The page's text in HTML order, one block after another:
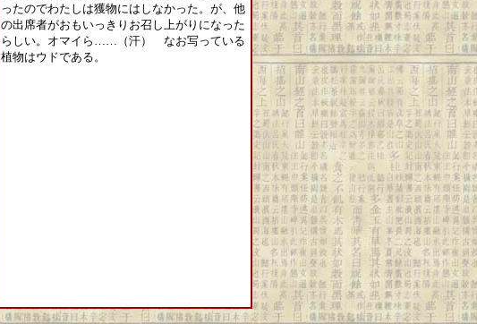
ったのでわたしは獲物にはしなかった。が、他
の出席者がおもいっきりお召し上がりになった
らしい。オマイら……（汗） なお写っている
植物はウドである。